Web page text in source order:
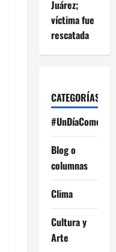
Juárez;
víctima fue
rescatada
CATEGORÍAS
#UnDíaComoHoy
Blog o
columnas
Clima
Cultura y
Arte